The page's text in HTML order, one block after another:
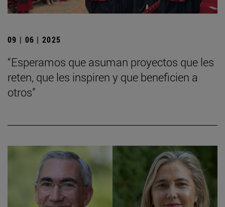
09 | 06 | 2025
“Esperamos que asuman proyectos que les
reten, que les inspiren y que beneficien a
otros”